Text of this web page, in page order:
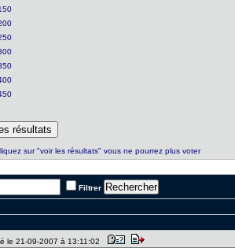
sur "voir les résultats" vous ne pourrez plus voter
Filtrer
le 21-09-2007 à 13:11:02